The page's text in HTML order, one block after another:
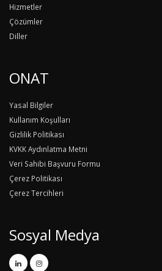
Hizmetler
Çözümler
Diller
ONAT
Yasal Bilgiler
Kullanım Koşulları
Gizlilik Politikası
KVKK Aydınlatma Metni
Veri Sahibi Başvuru Formu
Çerez Politikası
Çerez Tercihleri
Sosyal Medya